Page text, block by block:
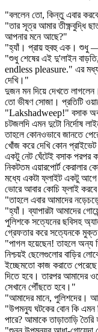
"বললেন তো, কিন্তু এবার
"তার সূত্র আমার তীক্ষ্ণবুদ্ধি
আপনার মনে আছে?"
"হ্যাঁ। প্রায় হুবহু এক। শুধু
"শুধু শেষের এই দু'লাইন
endless pleasure." এর মধ্য
দেখি।"
দুজন মন দিয়ে দেখতে
তো ভীষণ সোজা। প্রতিটি
"Lakshadweep!" বসাক
চটজলদি এমন দুটো নির্দোষ
তাহলে কোনওভাবে জানতে
খোঁজ করে দেখি কোন
একটু নেট ঘেঁটেই বসাক পরপর
নিকটতম এয়ারপোর্ট কেরালার
মধ্যে একটা ফ্লাইট একটু আগে
ভোরে আবার কোচি ফ্লাই
"তাহলে এবার আমাদের
"হ্যাঁ। ব্যাপারটা আমাদের
পুলিশকে সত্যেনের ছবিসহ
গ্রেফতার করে সত্যেনকে
"পাগল হয়েছেন! তাহলে অন্য
নিশ্চয়ই ছেলেগুলোর বাড়ির
ইচ্ছেমতো কাজ করাতে
দিতে হবে। তারপর আমাদের
সেখানে পৌঁছতে হবে।"
"আমাদের মানে, পুলিশদের।
"উপমন্যু ঘটকের বোন কি এমন
পারে? আমাকে তাড়াতাড়ি